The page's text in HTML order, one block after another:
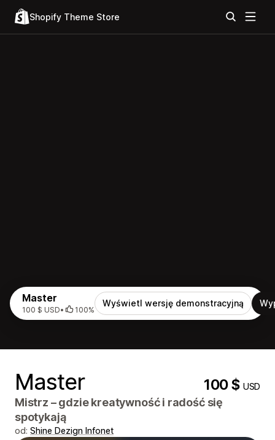
Shopify Theme Store
Master
100 $ USD• 100%
Wyświetl wersję demonstracyjną
Master 100 $USD
Mistrz – gdzie kreatywność i radość się
spotykają
od: Shine Dezign Infonet